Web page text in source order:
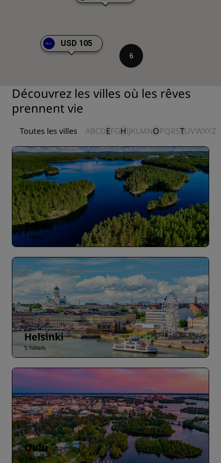
6
USD 105
Découvrez les villes où les rêves
prennent vie
Toutes les villes ABCDEFGHIJKLMNOPQRSTUVWXYZ
Espoo
1 hôtel
Helsinki
5 hôtels
Oulu
1 hôtel